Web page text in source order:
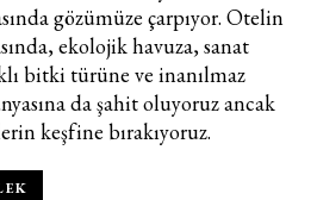
gözümüze çarpıyor. Otelin
ekolojik havuza, sanat
bitki türüne ve inanılmaz
da şahit oluyoruz ancak
keşfine bırakıyoruz.